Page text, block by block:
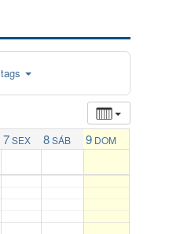
tags
7SEX 8SÁB 9 DOM